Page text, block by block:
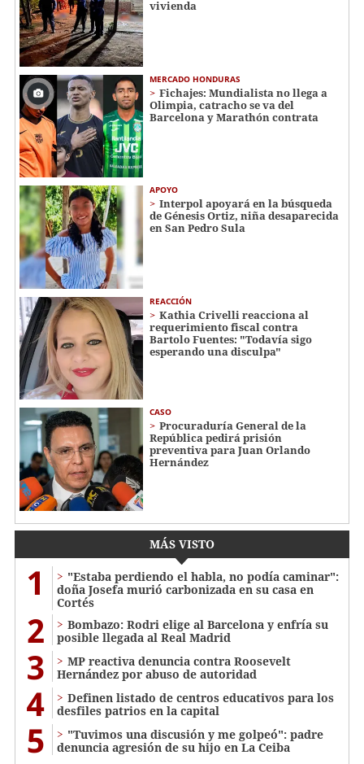
vivienda
MERCADO HONDURAS
Fichajes: Mundialista no llega a
Olimpia, catracho se va del
Barcelona y Marathón contrata
APOYO
Interpol apoyará en la búsqueda
de Génesis Ortiz, niña desaparecida
en San Pedro Sula
REACCIÓN
Kathia Crivelli reacciona al
requerimiento fiscal contra
Bartolo Fuentes: "Todavía sigo
esperando una disculpa"
CASO
Procuraduría General de la
República pedirá prisión
preventiva para Juan Orlando
Hernández
MÁS VISTO
1
"Estaba perdiendo el habla, no podía caminar":
doña Josefa murió carbonizada en su casa en
Cortés
2
Bombazo: Rodri elige al Barcelona y enfría su
posible llegada al Real Madrid
3
MP reactiva denuncia contra Roosevelt
Hernández por abuso de autoridad
4
Definen listado de centros educativos para los
desfiles patrios en la capital
5
"Tuvimos una discusión y me golpeó": padre
denuncia agresión de su hijo en La Ceiba